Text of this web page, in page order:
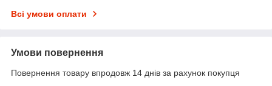
Всі умови оплати
Умови повернення
Повернення товару впродовж 14 днів за рахунок покупця